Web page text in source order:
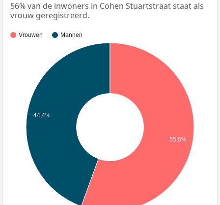
56% van de inwoners in Cohen Stuartstraat staat als
vrouw geregistreerd.
Vrouwen Mannen
44,4%
55,6%